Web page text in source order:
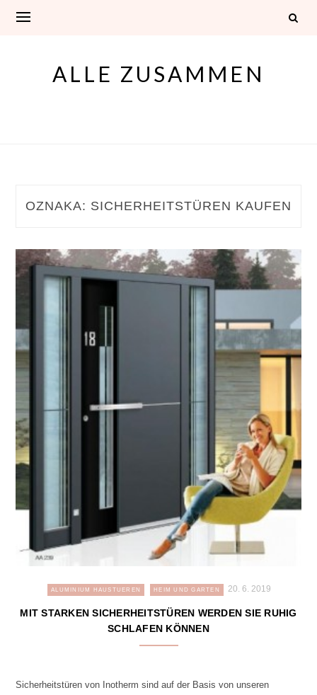
ALLE ZUSAMMEN
OZNAKA: SICHERHEITSTÜREN KAUFEN
ALUMINIUM HAUSTUEREN HEIM UND GARTEN 20. 6. 2019
MIT STARKEN SICHERHEITSTÜREN WERDEN SIE RUHIG
SCHLAFEN KÖNNEN
Sicherheitstüren von Inotherm sind auf der Basis von unseren